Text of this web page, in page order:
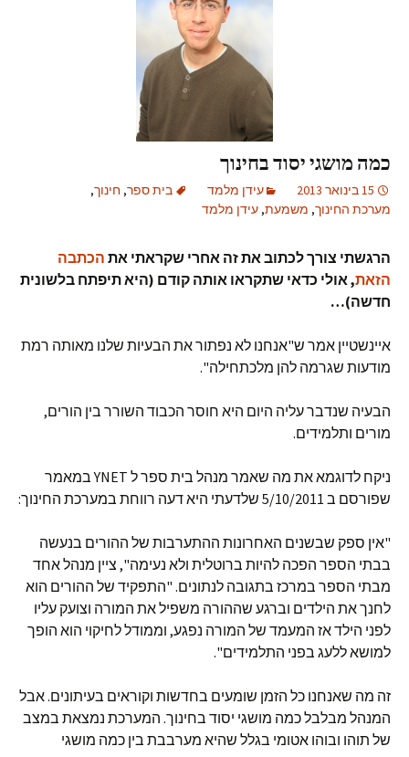
כמה מושגי יסוד בחינוך
15 בינואר 2013 עידן מלמד בית ספר, חינוך,
מערכת החינוך, משמעת, עידן מלמד
הרגשתי צורך לכתוב את זה אחרי שקראתי את הכתבה
הזאת, אולי כדאי שתקראו אותה קודם (היא תיפתח בלשונית
חדשה)…
איינשטיין אמר ש"אנחנו לא נפתור את הבעיות שלנו מאותה רמת
מודעות שגרמה להן מלכתחילה".
הבעיה שנדבר עליה היום היא חוסר הכבוד השורר בין הורים,
מורים ותלמידים.
ניקח לדוגמא את מה שאמר מנהל בית ספר ל YNET במאמר
שפורסם ב 5/10/2011 שלדעתי היא דעה רווחת במערכת החינוך:
"אין ספק שבשנים האחרונות ההתערבות של ההורים בנעשה
בבתי הספר הפכה להיות ברוטלית ולא נעימה", ציין מנהל אחד
מבתי הספר במרכז בתגובה לנתונים. "התפקיד של ההורים הוא
לחנך את הילדים וברגע שההורה משפיל את המורה וצועק עליו
לפני הילד אז המעמד של המורה נפגע, וממודל לחיקוי הוא הופך
למושא ללעג בפני התלמידים".
זה מה שאנחנו כל הזמן שומעים בחדשות וקוראים בעיתונים. אבל
המנהל מבלבל כמה מושגי יסוד בחינוך. המערכת נמצאת במצב
של תוהו ובוהו אטומי בגלל שהיא מערבבת בין כמה מושגי